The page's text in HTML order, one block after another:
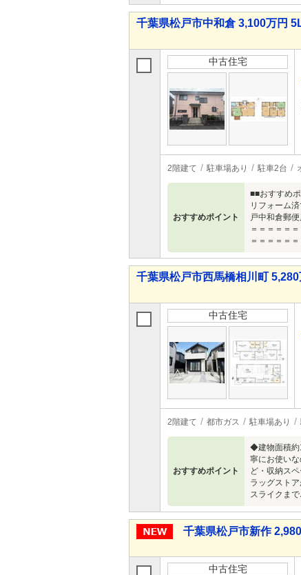
千葉県松戸市中和倉 3,100万円
中古住宅
2階建て 駐車場あり 駐車2台
おすすめポイント
■■おすすめ
リフォーム
戸中和倉郵
＝＝＝＝＝
＝＝＝＝＝
千葉県松戸市西馬橋相川町
中古住宅
2階建て 都市ガス 駐車場あり
おすすめポイント
◆建物面積約
寧にお使い
ど・収納ス
ラッグスト
スライクまで
千葉県松戸市新作
中古住宅